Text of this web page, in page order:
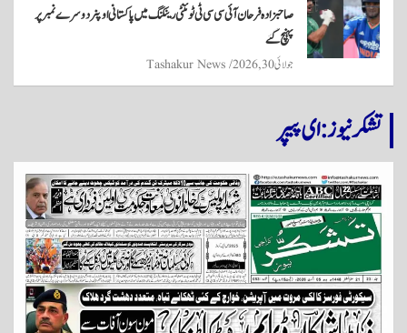
صاحبزادہ فرحان آئی سی سی ٹی ٹوئنٹی رینکنگ میں پاکستانی اوپنر دوسرے نمبر پر
پہنچ گئے
جولائی 30, 2026 Tashakur News
تشکر نیوز: ای پیپر